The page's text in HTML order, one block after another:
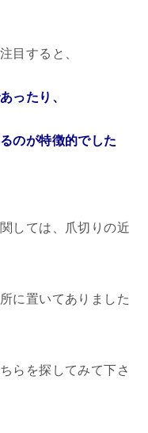
目すると、
ったり、
のが特徴的でした
しては、爪切りの近
に置いてありました
らを探してみて下さ